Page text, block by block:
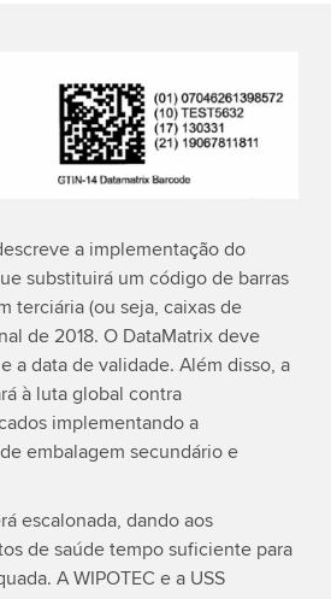
a implementação do
substituirá um código de barras
terciária (ou seja, caixas de
de 2018. O DataMatrix deve
a data de validade. Além disso, a
à luta global contra
implementando a
embalagem secundário e
escalonada, dando aos
de saúde tempo suficiente para
A WIPOTEC e a USS